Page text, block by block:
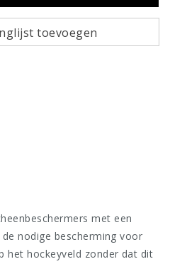
toevoegen
met een
de nodige bescherming voor
het hockeyveld zonder dat dit